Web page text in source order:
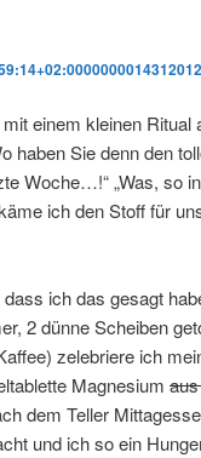
einem kleinen
haben Sie denn den
Woche…!“ „Was, so
ich den Stoff für
ich das gesagt
2 dünne Scheiben
zelebriere ich
Magnesium
dem Teller
und ich so ein